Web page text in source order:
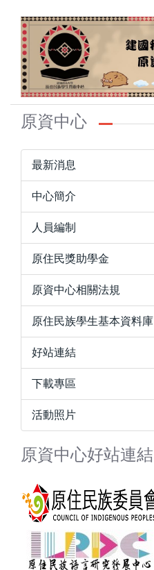
原資中心
最新消息
中心簡介
人員編制
原住民獎助學金
原資中心相關法規
原住民族學生基本資料庫
好站連結
下載專區
活動照片
原資中心好站連結